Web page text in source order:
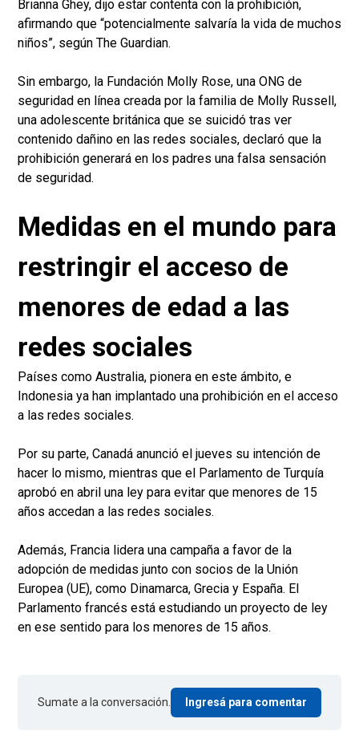
Brianna Ghey, dijo estar contenta con la prohibición,
afirmando que “potencialmente salvaría la vida de muchos
niños”, según The Guardian.
Sin embargo, la Fundación Molly Rose, una ONG de
seguridad en línea creada por la familia de Molly Russell,
una adolescente británica que se suicidó tras ver
contenido dañino en las redes sociales, declaró que la
prohibición generará en los padres una falsa sensación
de seguridad.
Medidas en el mundo para
restringir el acceso de
menores de edad a las
redes sociales
Países como Australia, pionera en este ámbito, e
Indonesia ya han implantado una prohibición en el acceso
a las redes sociales.
Por su parte, Canadá anunció el jueves su intención de
hacer lo mismo, mientras que el Parlamento de Turquía
aprobó en abril una ley para evitar que menores de 15
años accedan a las redes sociales.
Además, Francia lidera una campaña a favor de la
adopción de medidas junto con socios de la Unión
Europea (UE), como Dinamarca, Grecia y España. El
Parlamento francés está estudiando un proyecto de ley
en ese sentido para los menores de 15 años.
Sumate a la conversación. Ingresá para comentar